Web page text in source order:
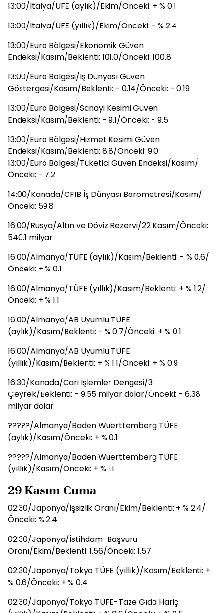
13:00/İtalya/ÜFE (aylık)/Ekim/Önceki: + % 0.1
13:00/İtalya/ÜFE (yıllık)/Ekim/Önceki: - % 2.4
13:00/Euro Bölgesi/Ekonomik Güven
Endeksi/Kasım/Beklenti: 101.0/Önceki: 100.8
13:00/Euro Bölgesi/İş Dünyası Güven
Göstergesi/Kasım/Beklenti: - 0.14/Önceki: - 0.19
13:00/Euro Bölgesi/Sanayi Kesimi Güven
Endeksi/Kasım/Beklenti: - 9.1/Önceki: - 9.5
13:00/Euro Bölgesi/Hizmet Kesimi Güven
Endeksi/Kasım/Beklenti: 8.8/Önceki: 9.0
13:00/Euro Bölgesi/Tüketici Güven Endeksi/Kasım/
Önceki: - 7.2
14:00/Kanada/CFIB İş Dünyası Barometresi/Kasım/
Önceki: 59.8
16:00/Rusya/Altın ve Döviz Rezervi/22 Kasım/Önceki:
540.1 milyar
16:00/Almanya/TÜFE (aylık)/Kasım/Beklenti: - % 0.6/
Önceki: + % 0.1
16:00/Almanya/TÜFE (yıllık)/Kasım/Beklenti: + % 1.2/
Önceki: + % 1.1
16:00/Almanya/AB Uyumlu TÜFE
(aylık)/Kasım/Beklenti: - % 0.7/Önceki: + % 0.1
16:00/Almanya/AB Uyumlu TÜFE
(yıllık)/Kasım/Beklenti: + % 1.1/Önceki: + % 0.9
16:30/Kanada/Cari İşlemler Dengesi/3.
Çeyrek/Beklenti: - 9.55 milyar dolar/Önceki: - 6.38
milyar dolar
?????/Almanya/Baden Wuerttemberg TÜFE
(aylık)/Kasım/Önceki: + % 0.1
?????/Almanya/Baden Wuerttemberg TÜFE
(yıllık)/Kasım/Önceki: + % 1.1
29 Kasım Cuma
02:30/Japonya/İşsizlik Oranı/Ekim/Beklenti: + % 2.4/
Önceki: % 2.4
02:30/Japonya/İstihdam-Başvuru
Oranı/Ekim/Beklenti: 1.56/Önceki: 1.57
02:30/Japonya/Tokyo TÜFE (yıllık)/Kasım/Beklenti: +
% 0.6/Önceki: + % 0.4
02:30/Japonya/Tokyo TÜFE-Taze Gıda Hariç